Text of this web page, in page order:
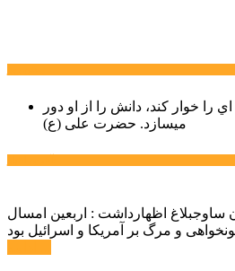
را خوار كند، دانش را از او دور
میسازد. حضرت علی (ع)
ساوجبلاغ اظهارداشت : اربعین امسال